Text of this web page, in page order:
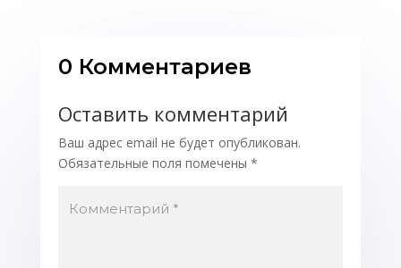
0 Комментариев
Оставить комментарий
Ваш адрес email не будет опубликован.
Обязательные поля помечены *